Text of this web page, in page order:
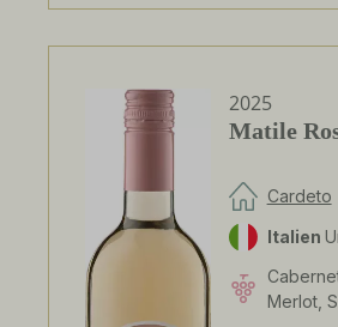
2025
Cardeto
Italien
Merlot,